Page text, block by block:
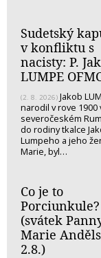
Sudetský
v konfliktu s
nacisty: P.
LUMPE
(2. 8. 2026) Jakob
narodil v rove 1900
severočeském
do rodiny tkalce
Lumpeho a jeho
Marie, byl…
Co je to
Porciunkule?
(svátek
Marie
2.8.)